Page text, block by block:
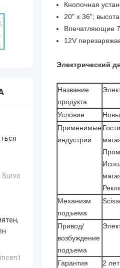
Кнопочная
20" x 36";
Впечатляющие
12V
Электрический
Название
продукта
Условие
Применимые
индустрии
Механизм
подъема
Привод/
возбуждение
подъема
Гарантия
2 лет